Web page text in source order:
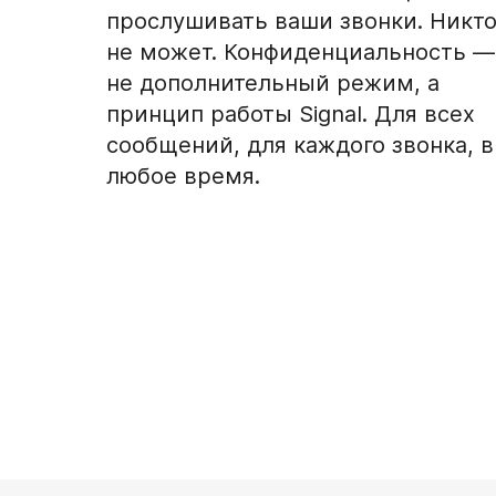
прослушивать ваши звонки. Никто
не может. Конфиденциальность —
не дополнительный режим, а
принцип работы Signal. Для всех
сообщений, для каждого звонка, в
любое время.